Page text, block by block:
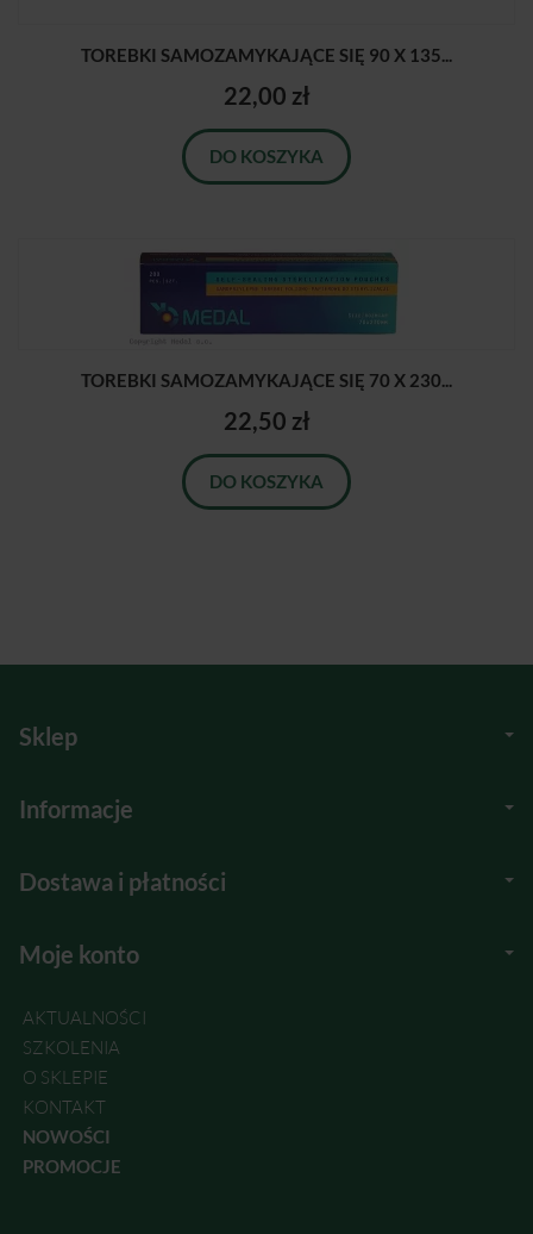
TOREBKI SAMOZAMYKAJĄCE SIĘ 90 X 135...
22,00 zł
DO KOSZYKA
TOREBKI SAMOZAMYKAJĄCE SIĘ 70 X 230...
22,50 zł
DO KOSZYKA
Sklep
Informacje
Dostawa i płatności
Moje konto
AKTUALNOŚCI
SZKOLENIA
O SKLEPIE
KONTAKT
NOWOŚCI
PROMOCJE